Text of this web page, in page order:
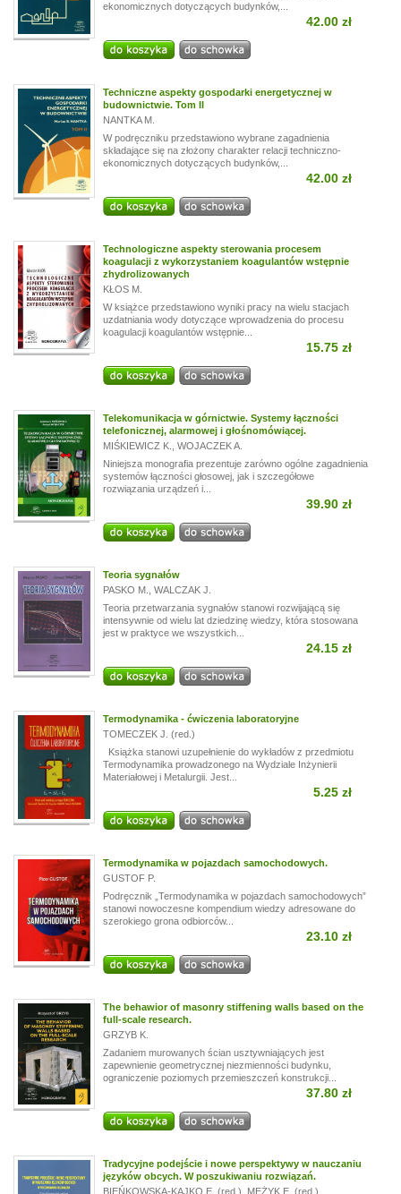
ekonomicznych dotyczących budynków,...
42.00 zł
Techniczne aspekty gospodarki energetycznej w
budownictwie. Tom II
NANTKA M.
W podręczniku przedstawiono wybrane zagadnienia
składające się na złożony charakter relacji techniczno-
ekonomicznych dotyczących budynków,...
42.00 zł
Technologiczne aspekty sterowania procesem
koagulacji z wykorzystaniem koagulantów wstępnie
zhydrolizowanych
KŁOS M.
W książce przedstawiono wyniki pracy na wielu stacjach
uzdatniania wody dotyczące wprowadzenia do procesu
koagulacji koagulantów wstępnie...
15.75 zł
Telekomunikacja w górnictwie. Systemy łączności
telefonicznej, alarmowej i głośnomówiącej.
MIŚKIEWICZ K.
WOJACZEK A.
Niniejsza monografia prezentuje zarówno ogólne zagadnienia
systemów łączności głosowej, jak i szczegółowe
rozwiązania urządzeń i...
39.90 zł
Teoria sygnałów
PASKO M.
WALCZAK J.
Teoria przetwarzania sygnałów stanowi rozwijającą się
intensywnie od wielu lat dziedzinę wiedzy, która stosowana
jest w praktyce we wszystkich...
24.15 zł
Termodynamika - ćwiczenia laboratoryjne
TOMECZEK J. (red.)
Książka stanowi uzupełnienie do wykładów z przedmiotu
Termodynamika prowadzonego na Wydziale Inżynierii
Materiałowej i Metalurgii. Jest...
5.25 zł
Termodynamika w pojazdach samochodowych.
GUSTOF P.
Podręcznik „Termodynamika w pojazdach samochodowych”
stanowi nowoczesne kompendium wiedzy adresowane do
szerokiego grona odbiorców...
23.10 zł
The behawior of masonry stiffening walls based on the
full-scale research.
GRZYB K.
Zadaniem murowanych ścian usztywniających jest
zapewnienie geometrycznej niezmienności budynku,
ograniczenie poziomych przemieszczeń konstrukcji...
37.80 zł
Tradycyjne podejście i nowe perspektywy w nauczaniu
języków obcych. W poszukiwaniu rozwiązań.
BIEŃKOWSKA-KAJKO E. (red.)
MĘŻYK E. (red.)